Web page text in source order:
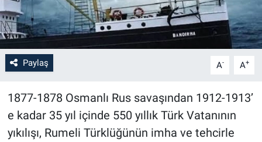
Paylaş A- A+
1877-1878 Osmanlı Rus savaşından 1912-1913’
e kadar 35 yıl içinde 550 yıllık Türk Vatanının
yıkılışı, Rumeli Türklüğünün imha ve tehcirle